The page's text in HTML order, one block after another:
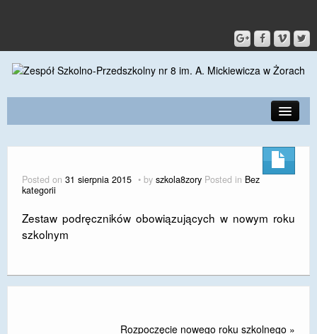
KONTAKT
DLA RODZICÓW I UCZNIÓW
Posted on 31 sierpnia 2015 by szkola8zory Posted in Bez
kategorii
Zestaw podręczników obowiązujących w nowym roku
szkolnym
Rozpoczęcie nowego roku szkolnego »